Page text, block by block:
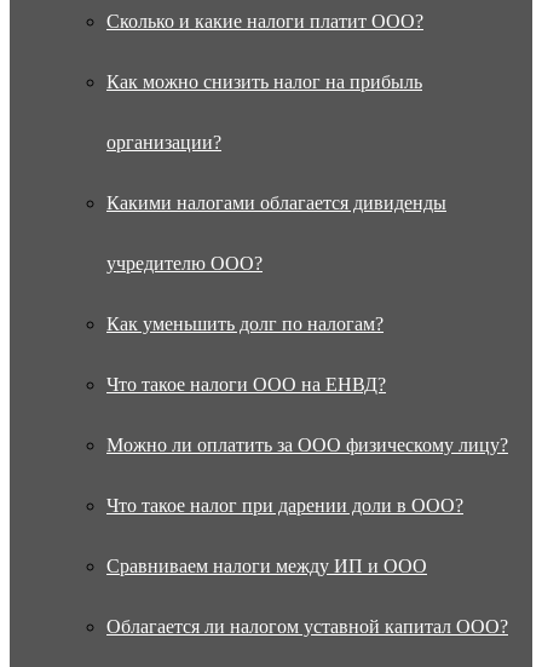
Сколько и какие налоги платит ООО?
Как можно снизить налог на прибыль
организации?
Какими налогами облагается дивиденды
учредителю ООО?
Как уменьшить долг по налогам?
Что такое налоги ООО на ЕНВД?
Можно ли оплатить за ООО физическому лицу?
Что такое налог при дарении доли в ООО?
Сравниваем налоги между ИП и ООО
Облагается ли налогом уставной капитал ООО?